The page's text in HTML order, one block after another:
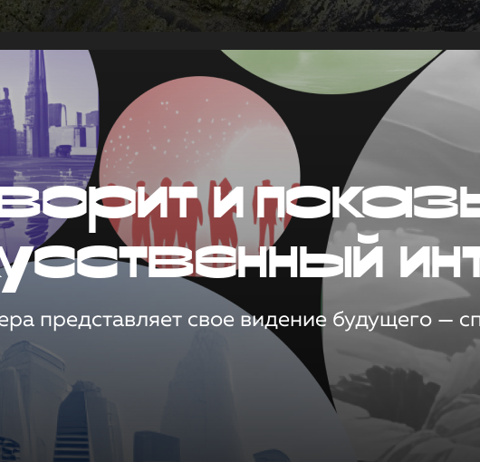
и
представляет свое видение будущего —